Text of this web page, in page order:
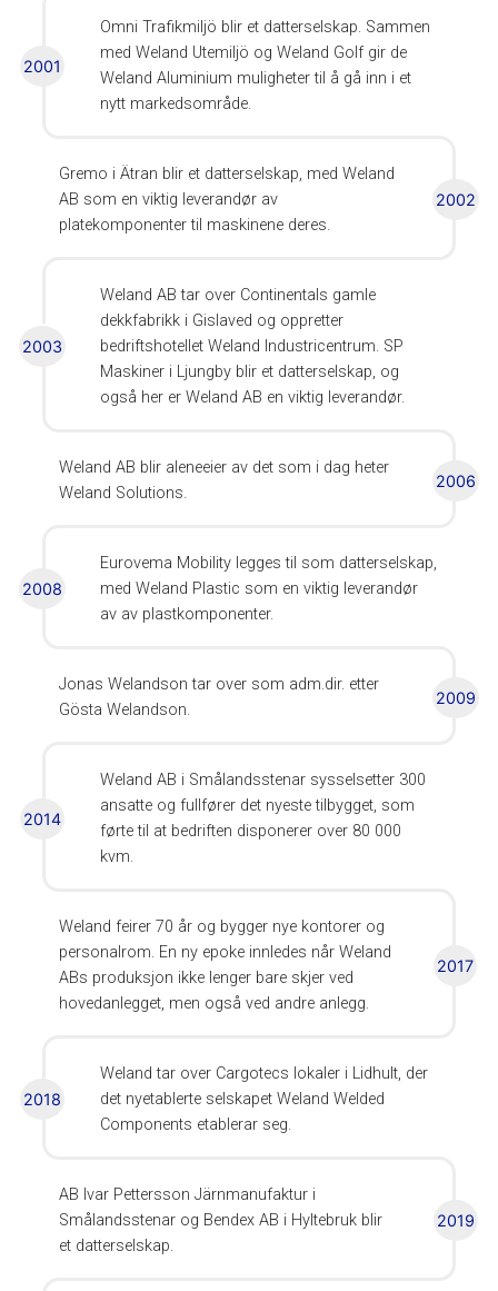
2001
Omni Trafikmiljö blir et datterselskap. Sammen
med Weland Utemiljö og Weland Golf gir de
Weland Aluminium muligheter til å gå inn i et
nytt markedsområde.
Gremo i Ätran blir et datterselskap, med Weland
AB som en viktig leverandør av
platekomponenter til maskinene deres.
2002
2003
Weland AB tar over Continentals gamle
dekkfabrikk i Gislaved og oppretter
bedriftshotellet Weland Industricentrum. SP
Maskiner i Ljungby blir et datterselskap, og
også her er Weland AB en viktig leverandør.
Weland AB blir aleneeier av det som i dag heter
Weland Solutions.
2006
2008
Eurovema Mobility legges til som datterselskap,
med Weland Plastic som en viktig leverandør
av av plastkomponenter.
Jonas Welandson tar over som adm.dir. etter
Gösta Welandson.
2009
2014
Weland AB i Smålandsstenar sysselsetter 300
ansatte og fullfører det nyeste tilbygget, som
førte til at bedriften disponerer over 80 000
kvm.
Weland feirer 70 år og bygger nye kontorer og
personalrom. En ny epoke innledes når Weland
ABs produksjon ikke lenger bare skjer ved
hovedanlegget, men også ved andre anlegg.
2017
2018
Weland tar over Cargotecs lokaler i Lidhult, der
det nyetablerte selskapet Weland Welded
Components etablerar seg.
AB Ivar Pettersson Järnmanufaktur i
Smålandsstenar og Bendex AB i Hyltebruk blir
et datterselskap.
2019